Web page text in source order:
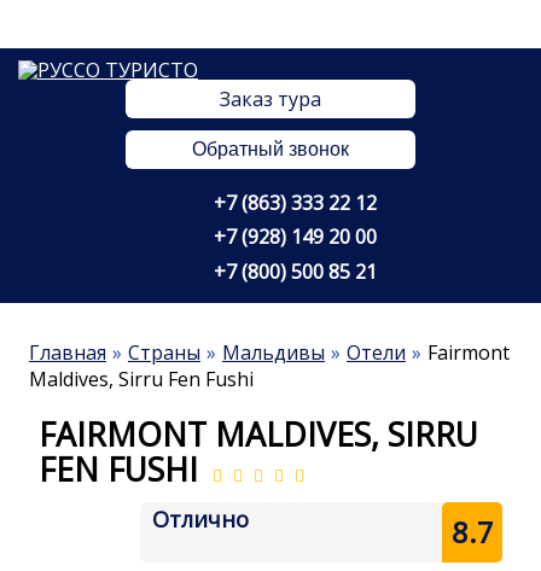
Заказ тура
Обратный звонок
+7 (863) 333 22 12
+7 (928) 149 20 00
+7 (800) 500 85 21
Главная Страны Мальдивы Отели
Fairmont
Maldives, Sirru Fen Fushi
FAIRMONT MALDIVES, SIRRU
FEN FUSHI
Отлично 8.7